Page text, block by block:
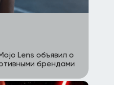
Lens объявил о
брендами